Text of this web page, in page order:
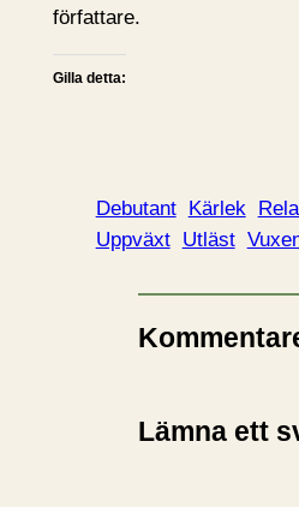
författare.
Gilla detta:
Debutant Kärlek
Uppväxt Utläst
Lämna ett